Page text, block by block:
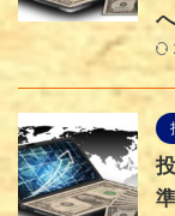
へ